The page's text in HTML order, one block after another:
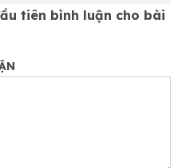
tiên bình luận cho bài